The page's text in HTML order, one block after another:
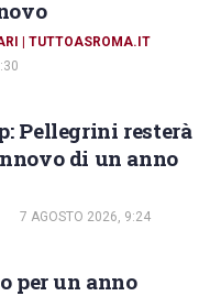
| TUTTOASROMA.IT
Pellegrini resterà
di un anno
7 AGOSTO 2026, 9:24
per un anno